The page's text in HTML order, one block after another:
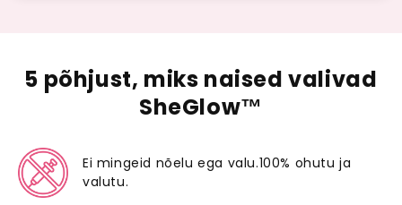
5 põhjust, miks naised valivad
SheGlow™
Ei mingeid nõelu ega valu.100% ohutu ja
valutu.